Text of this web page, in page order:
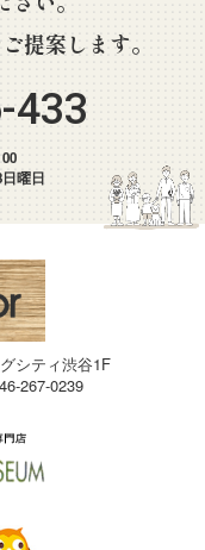
提案します。
433
曜日
シティ渋谷1F
267-0239